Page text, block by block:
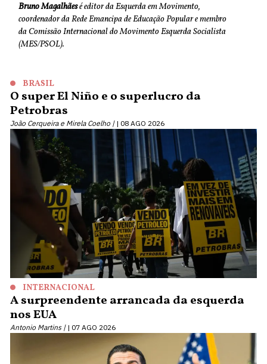
Bruno Magalhãesé editor da Esquerda em Movimento,
coordenador da Rede Emancipa de Educação Popular e membro
da Comissão Internacional do Movimento Esquerda Socialista
(MES/PSOL).
BRASIL
O super El Niño e o superlucro da
Petrobras
João Cerqueira e Mirela Coelho | 08 AGO 2026
INTERNACIONAL
A surpreendente arrancada da esquerda
nos EUA
Antonio Martins | 07 AGO 2026